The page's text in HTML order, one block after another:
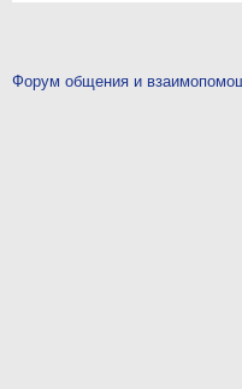
Форум общения и